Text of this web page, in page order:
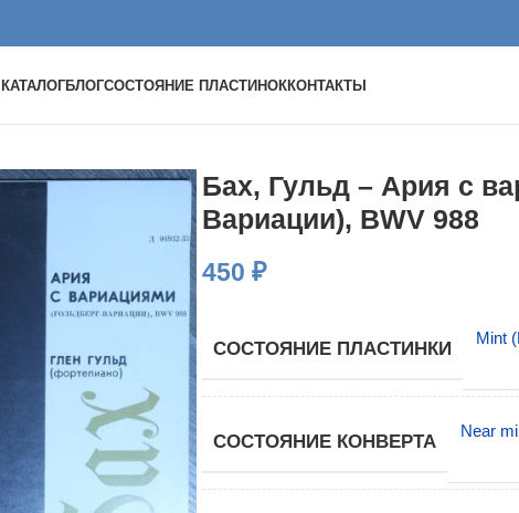
КАТАЛОГБЛОГСОСТОЯНИЕ ПЛАСТИНОККОНТАКТЫ
Бах, Гульд – Ария с
Вариации), BWV 988
450 ₽
СОСТОЯНИЕ ПЛАСТИНКИ
Mint
СОСТОЯНИЕ КОНВЕРТА
Near